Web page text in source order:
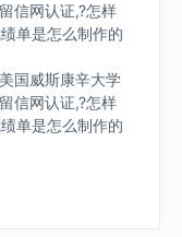
信网认证,?怎样
单是怎么制作的
国威斯康辛大学
信网认证,?怎样
单是怎么制作的